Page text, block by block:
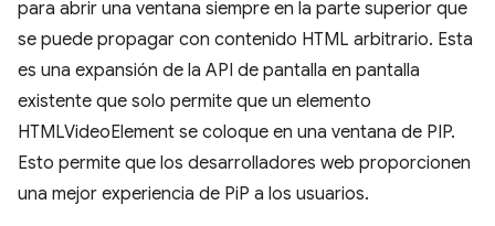
para abrir una ventana siempre en la parte superior que
se puede propagar con contenido HTML arbitrario. Esta
es una expansión de la API de pantalla en pantalla
existente que solo permite que un elemento
HTMLVideoElement se coloque en una ventana de PIP.
Esto permite que los desarrolladores web proporcionen
una mejor experiencia de PiP a los usuarios.